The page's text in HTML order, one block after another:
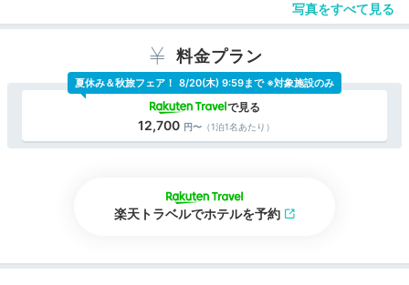
写真をすべて見る
料金プラン
12,700 （1泊1名あたり）
夏休み＆秋旅フェア！ 8/20(木) 9:59まで ※対象施設のみ
楽天トラベルでホテルを予約